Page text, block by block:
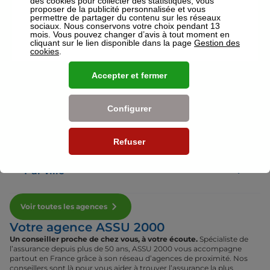
Voir plus
Nos établissements
Par département
Par ville
Voir toutes les agences
Votre agence ASSU 2000
Un conseiller proche de chez vous, à votre écoute. Spécialiste de
l’assurance depuis plus de 50 ans, ASSU 2000 vous accompagne
partout en France grâce à son réseau d’agences de proximité. Nos
conseillers sont là pour vous aider à trouver l’assurance la plus
proposer de la publicité personnalisée et vous
permettre de partager du contenu sur les réseaux
sociaux. Nous conservons votre choix pendant 13
mois. Vous pouvez changer d’avis à tout moment en
cliquant sur le lien disponible dans la page Gestion des
cookies
Refuser
Configurer
Accepter et fermer